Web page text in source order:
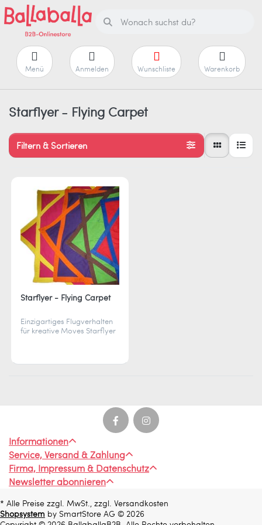
Menü Anmelden Wunschliste Warenkorb
Starflyer - Flying Carpet
Filtern & Sortieren
Starflyer - Flying Carpet
Einzigartiges Flugverhalten
für kreative Moves Starflyer
Informationen
Service, Versand & Zahlung
Firma, Impressum & Datenschutz
Newsletter abonnieren
* Alle Preise zzgl. MwSt., zzgl. Versandkosten
Shopsystem by SmartStore AG © 2026